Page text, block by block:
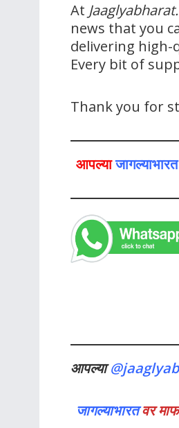
At
news that you
delivering high-
Every bit of
Thank you for
आपल्याजागल्याभारत
आपल्या
जागल्याभारतवर